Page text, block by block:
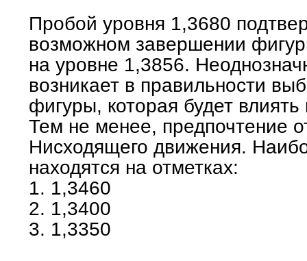
Пробой уровня 1,3680
возможном завершении
на уровне 1,3856.
возникает в правильности
фигуры, которая будет
Тем не менее, предпочтение
Нисходящего движения.
находятся на отметках:
1. 1,3460
2. 1,3400
3. 1,3350